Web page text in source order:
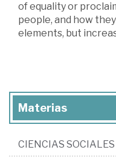
of equality or
people, and how
elements, but
Materias
CIENCIAS SOCIALES